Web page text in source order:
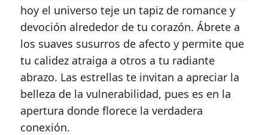
hoy el universo teje un tapiz de romance y
devoción alrededor de tu corazón. Ábrete a
los suaves susurros de afecto y permite que
tu calidez atraiga a otros a tu radiante
abrazo. Las estrellas te invitan a apreciar la
belleza de la vulnerabilidad, pues es en la
apertura donde florece la verdadera
conexión.